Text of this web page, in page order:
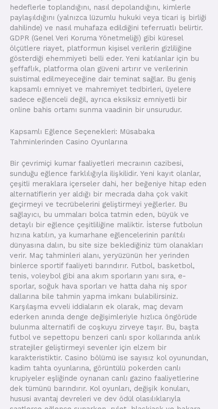
hedeflerle toplandığını, nasıl depolandığını, kimlerle
paylaşıldığını (yalnızca lüzumlu hukuki veya ticari iş birliği
dahilinde) ve nasıl muhafaza edildiğini teferruatlı belirtir.
GDPR (Genel Veri Koruma Yönetmeliği) gibi küresel
ölçütlere riayet, platformun kişisel verilerin gizliliğine
gösterdiği ehemmiyeti belli eder. Yeni katılanlar için bu
şeffaflık, platforma olan güveni artırır ve verilerinin
suistimal edilmeyeceğine dair teminat sağlar. Bu geniş
kapsamlı emniyet ve mahremiyet tedbirleri, üyelere
sadece eğlenceli değil, ayrıca eksiksiz emniyetli bir
online bahis ortamı sunma vaadinin bir unsurudur.
Kapsamlı Eğlence Seçenekleri: Müsabaka
Tahminlerinden Casino Oyunlarına
Bir çevrimiçi kumar faaliyetleri mecraının cazibesi,
sunduğu eğlence farklılığıyla ilişkilidir. Yeni kayıt olanlar,
çeşitli meraklara içerseler dahi, her beğeniye hitap eden
alternatiflerin yer aldığı bir mecrada daha çok vakit
geçirmeyi ve tecrübelerini geliştirmeyi yeğlerler. Bu
sağlayıcı, bu ummaları bolca tatmin eden, büyük ve
detaylı bir eğlence çeşitliliğine maliktir. İsterse futbolun
hızına katılın, ya kumarhane eğlencelerinin parıltılı
dünyasına dalın, bu site size beklediğiniz tüm olanakları
verir. Maç tahminleri alanı, yeryüzünün her yerinden
binlerce sportif faaliyeti barındırır. Futbol, basketbol,
tenis, voleybol gibi ana akım sporların yanı sıra, e-
sporlar, soğuk hava sporları ve hatta daha niş spor
dallarına bile tahmin yapma imkanı bulabilirsiniz.
Karşılaşma evveli iddiaların ek olarak, maç devam
ederken anında denge değişimleriyle hızlıca öngörüde
bulunma alternatifi de coşkuyu zirveye taşır. Bu, başta
futbol ve sepettopu benzeri canlı spor kollarında anlık
stratejiler geliştirmeyi sevenler için elzem bir
karakteristiktir. Casino bölümü ise sayısız kol oyunundan,
kadim tahta oyunlarına, görüntülü pokerden canlı
krupiyeler eşliğinde oynanan canlı gazino faaliyetlerine
dek tümünü barındırır. Kol oyunları, değişik konuları,
hususi avantaj devreleri ve dev ödül olasılıklarıyla